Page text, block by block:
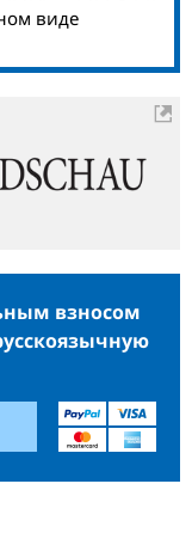
виде
взносом